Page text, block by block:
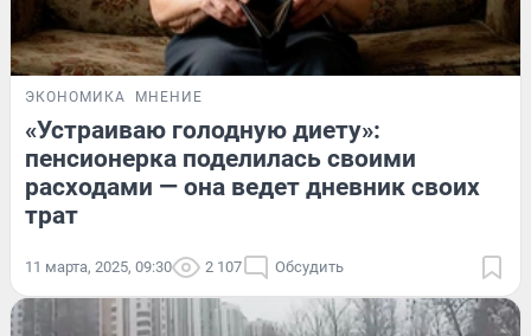
ЭКОНОМИКА МНЕНИЕ
«Устраиваю голодную диету»:
пенсионерка поделилась своими
расходами — она ведет дневник своих
трат
11 марта, 2025, 09:30 2 107 Обсудить